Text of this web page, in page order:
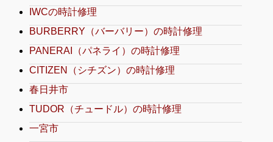
IWCの時計修理
BURBERRY（バーバリー）の時計修理
PANERAI（パネライ）の時計修理
CITIZEN（シチズン）の時計修理
春日井市
TUDOR（チュードル）の時計修理
一宮市